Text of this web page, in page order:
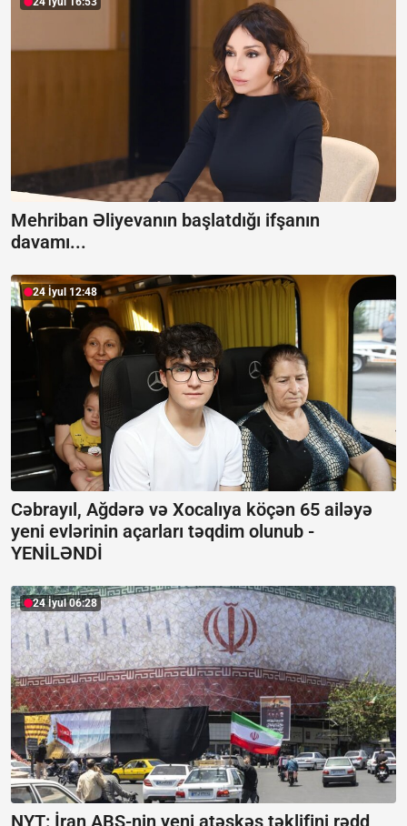
Mehriban Əliyevanın başlatdığı ifşanın
davamı...
24 İyul 12:48
Cəbrayıl, Ağdərə və Xocalıya köçən 65 ailəyə
yeni evlərinin açarları təqdim olunub -
YENİLƏNDİ
24 İyul 06:28
NYT: İran ABŞ-nin yeni atəşkəs təklifini rədd